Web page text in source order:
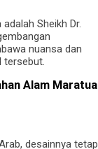
Sheikh Dr.
nuansa dan
tersebut.
Alam Maratua
desainnya tetap